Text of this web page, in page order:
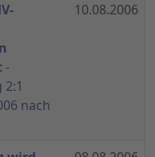
-
nach
10.08.2006